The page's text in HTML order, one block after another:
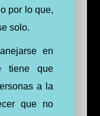
por lo que,
solo.
en
tiene que
a la
que no